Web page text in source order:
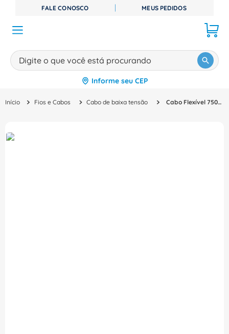
FALE CONOSCO MEUS PEDIDOS
Digite o que você está procurando
Informe seu CEP
Fios e Cabos Cabo de baixa tensão Cabo Flexível 750V 70G Pvc 16MM2 Azul Cabos Nbr
TERMOS MAIS BUSCADOS
º disjuntor